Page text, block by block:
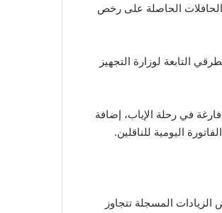
الحافلات الحاصلة على رخص
التابعة لوزارة التجهيز
في رحلة الإياب، إضافة
اليومية للناقلين.
المسجلة تتجاوز